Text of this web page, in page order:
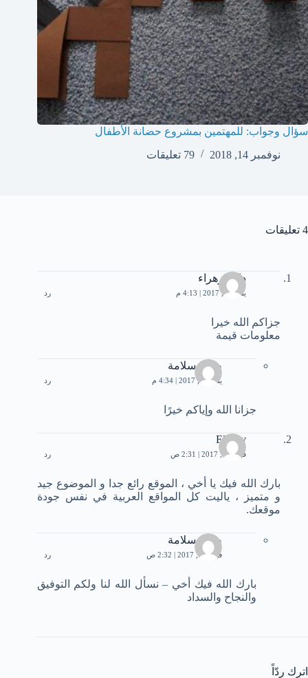
سؤال وجواب: للمهتمين بمشروع حضانة الأطفال
نوفمبر 14, 2018
79 تعليقات
4 تعليقات
دانية زهراء
يناير 15, 2017 | 4:13 م رد
جزاكم الله خيرا
معلومات قيمة
صلاح سلامة
يناير 15, 2017 | 4:34 م رد
جزانا الله وإياكم خيرًا
Elzeny
فبراير 1, 2017 | 2:31 ص رد
بارك الله فيك يا أخي ، الموقع رائع جدا و الموضوع جيد
و متميز ، ياليت كل المواقع العربية في نفس جودة
موقعك.
صلاح سلامة
فبراير 1, 2017 | 2:32 ص رد
بارك الله فيك أخي – نسأل الله لنا ولكم التوفيق
والنجاح والسداد
اترك ردّاً